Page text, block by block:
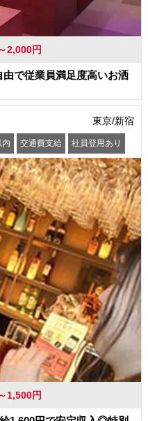
2,000円
で従業員満足度高いお洒
東京/新宿
交通費支給 社員登用あり
1,500円